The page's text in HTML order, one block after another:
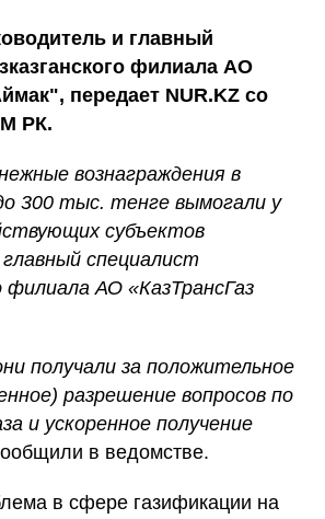
и главный
филиала АО
передает NUR.KZ со
РК.
вознаграждения в
300 тыс. тенге вымогали у
субъектов
специалист
филиала АО «КазТрансГаз
получали за положительное
разрешение вопросов по
и ускоренное получение
в ведомстве.
в сфере газификации на